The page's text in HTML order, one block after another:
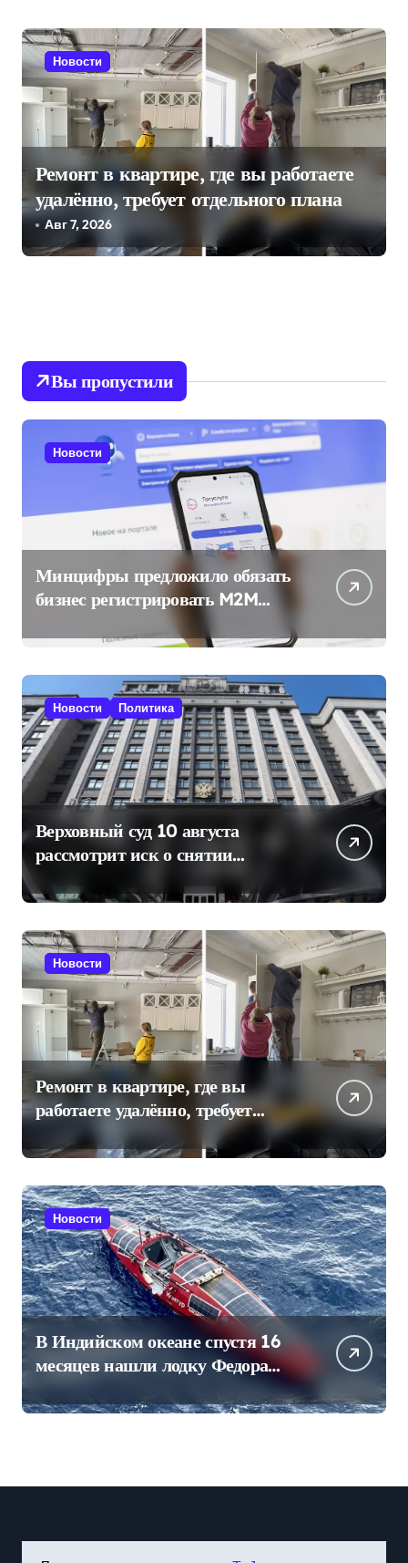
Новости
Ремонт в квартире, где вы работаете
удалённо, требует отдельного плана
Авг 7, 2026
Вы пропустили
Новости
Минцифры предложило обязать
бизнес регистрировать M2M
Новости Политика
Верховный суд 10 августа
рассмотрит иск о снятии
«Яблока» с выборов в Госдуму
Новости
Ремонт в квартире, где вы
работаете удалённо, требует
отдельного плана
Новости
В Индийском океане спустя 16
месяцев нашли лодку Федора
Конюхова